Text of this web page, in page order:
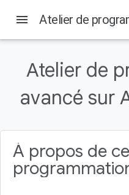
Introduction
Points abordés
Objectifs de l'atelier
Prérequis
menu
Atelier de
avancé sur
À propos de